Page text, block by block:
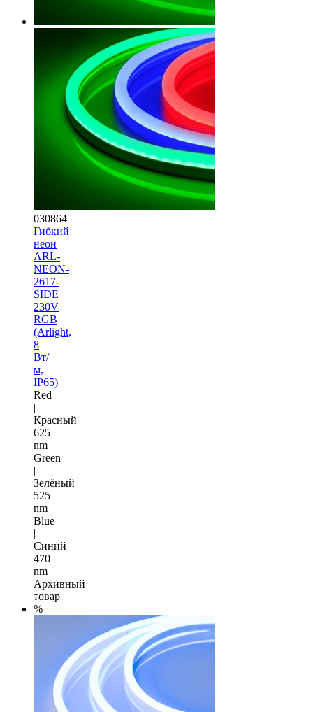
030864
Гибкий
неон
ARL-
NEON-
2617-
SIDE
230V
RGB
(Arlight,
8
Вт/
м,
IP65)
Red
|
Красный
625
nm
Green
|
Зелёный
525
nm
Blue
|
Синий
470
nm
Архивный
товар
%